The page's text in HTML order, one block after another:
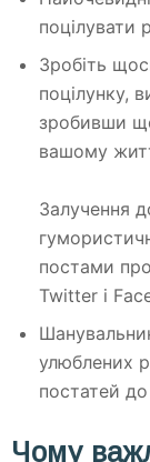
поцілувати
Зробіть
поцілунку,
зробивши
вашому
Залучення
постами
Twitter і
улюблених
постатей
Чому